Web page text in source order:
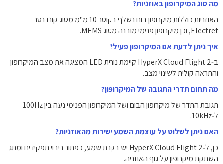
מה סוג המיקרופון באוזניות?
האוזניות כוללות מיקרופון בום נשלף בקוטר 10 מ"מ מסוג קונדנסר
Electret, וכן מיקרופון פנימי מובנה מסוג MEMS.
איך ניתן לדעת אם המיקרופון פעיל?
ב‑HyperX Cloud Flight 2 קיימת נורית LED המציגה את מצב המיקרופון
והתראה קולית לשינוי מצב.
מה תחום תדרי התגובה של המיקרופון?
תגובת התדר של מיקרופון הבום ושל המיקרופון הפנימי נעה בין 100Hz
ל‑10kHz.
האם ניתן לשלוט על עוצמת השמע ישירות מהאוזניות?
כן, ל‑HyperX Cloud Flight 2 יש בקרת שמע, כפתור ריבוי תפקידים ומתג
השתקת מיקרופון על גוף האוזניה.